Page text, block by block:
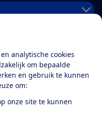
analytische cookies
om bepaalde
en gebruik te kunnen
om:
onze site te kunnen